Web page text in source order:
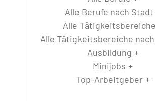
Alle Berufe nach Stadt
Alle Tätigkeitsbereiche
Alle Tätigkeitsbereiche
Ausbildung
Minijobs
Top-Arbeitgeber